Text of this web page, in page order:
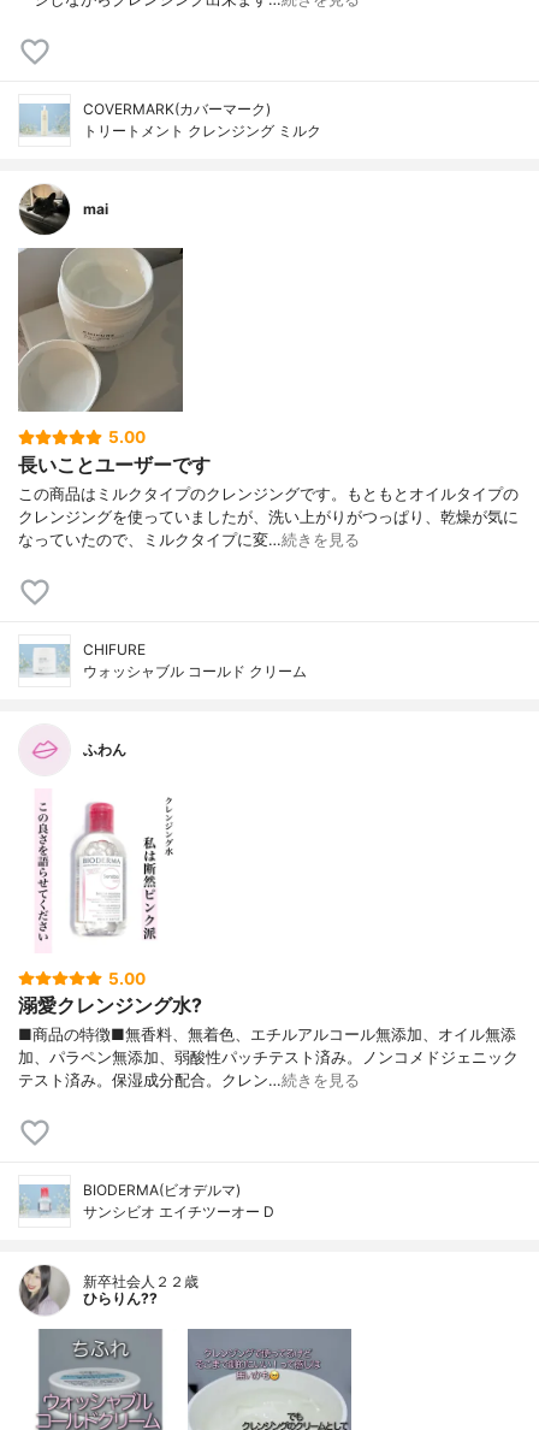
COVERMARK(カバーマーク)
トリートメント クレンジング ミルク
mai
5.00
長いことユーザーです
この商品はミルクタイプのクレンジングです。もともとオイルタイプの
クレンジングを使っていましたが、洗い上がりがつっぱり、乾燥が気に
なっていたので、ミルクタイプに変…続きを見る
CHIFURE
ウォッシャブル コールド クリーム
ふわん
5.00
溺愛クレンジング水?
■商品の特徴■無香料、無着色、エチルアルコール無添加、オイル無添
加、パラペン無添加、弱酸性パッチテスト済み。ノンコメドジェニック
テスト済み。保湿成分配合。クレン…続きを見る
BIODERMA(ビオデルマ)
サンシビオ エイチツーオー D
新卒社会人２２歳
ひらりん??